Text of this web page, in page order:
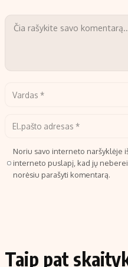
Noriu savo interneto naršyklėje
interneto puslapį, kad jų
norėsiu parašyti komentarą.
Taip pat